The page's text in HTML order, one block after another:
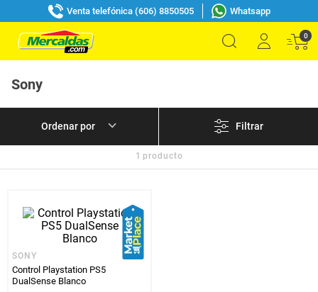
Venta telefónica (606) 8850505 Whatsapp
0
Sony
Filtrar
1 producto
SONY
Control Playstation PS5
DualSense Blanco